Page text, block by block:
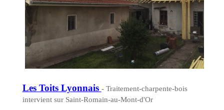
Les Toits Lyonnais - Traitement-charpente-bois
intervient sur Saint-Romain-au-Mont-d'Or